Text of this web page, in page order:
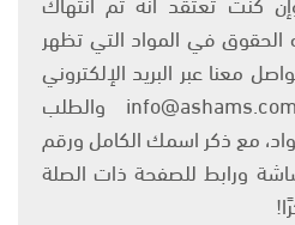
في المواد التي تظهر
معنا عبر البريد الإلكتروني
على العنوان التالي: info@ashams.com والطلب
مع ذكر اسمك الكامل ورقم
ورابط للصفحة ذات الصلة